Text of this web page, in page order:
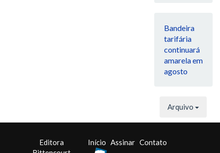
Bandeira
tarifária
continuará
amarela em
agosto
Arquivo
Editora
Início Assinar Contato